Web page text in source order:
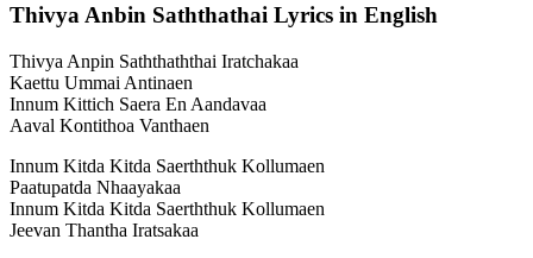
Thivya Anbin Saththathai Lyrics in English
Thivya Anpin Saththaththai Iratchakaa
Kaettu Ummai Antinaen
Innum Kittich Saera En Aandavaa
Aaval Kontithoa Vanthaen
Innum Kitda Kitda Saerththuk Kollumaen
Paatupatda Nhaayakaa
Innum Kitda Kitda Saerththuk Kollumaen
Jeevan Thantha Iratsakaa